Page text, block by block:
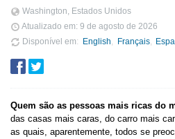
Washington, Estados Unidos
Atualizado em: 9 de agosto de 2026
Disponível em
English Français
Quem são as pessoas mais ricas do
das casas mais caras, do carro mais
as quais, aparentemente, todos se